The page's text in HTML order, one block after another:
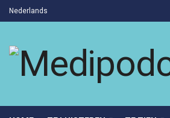
Nederlands